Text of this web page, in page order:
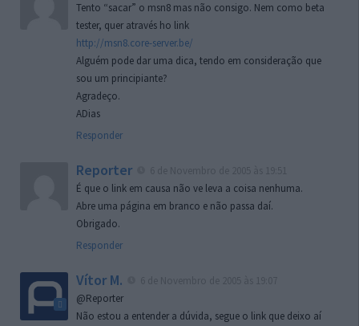
Tento “sacar” o msn8 mas não consigo. Nem como beta
tester, quer através ho link
http://msn8.core-server.be/
Alguém pode dar uma dica, tendo em consideração que
sou um principiante?
Agradeço.
ADias
Responder
Reporter
É que o link em causa não ve leva a coisa nenhuma.
Abre uma página em branco e não passa daí.
Obrigado.
Responder
Vítor M.
@Reporter
Não estou a entender a dúvida, segue o link que deixo aí